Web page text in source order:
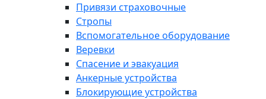
Привязи страховочные
Стропы
Вспомогательное оборудование
Веревки
Спасение и эвакуация
Анкерные устройства
Блокирующие устройства